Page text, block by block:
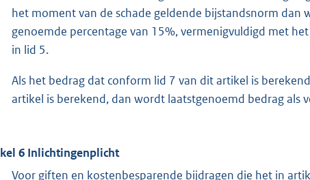
het moment van de schade geldende bijstandsnorm
genoemde percentage van 15%, vermenigvuldigd met
in lid 5.
Als het bedrag dat conform lid 7 van dit artikel is
artikel is berekend, dan wordt laatstgenoemd bedrag als
6 Inlichtingenplicht
Voor giften en kostenbesparende bijdragen die het in